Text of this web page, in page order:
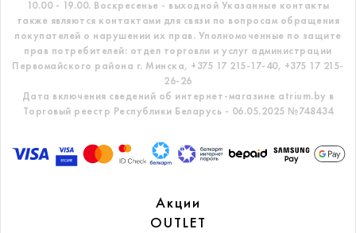
10.00 - 19.00. Воскресенье - выходной Указанные контакты
также являются контактами для связи по вопросам обращения
покупателей о нарушении их прав. Уполномоченные по защите
прав потребителей: отдел торговли и услуг администрации
Первомайского района г. Минска, +375 17 215-17-40, +375 17 215-
26-26
Дата включения сведений об интернет-магазине atrium.by в
Торговый реестр Республики Беларусь - 06.05.2025 №748434
Акции
OUTLET